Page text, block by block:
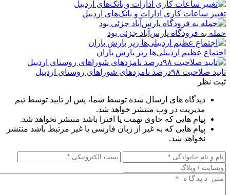
تغییر ساعات کاری ادارات و بانک‌های اردبیل
حمله به فرودگاه پارس‌‌آباد جزئی بود
اجتماع عظیم اردبیلی‌ها زیر بارش باران
تایید صلاحیت ۹۸درصد نامزدهای شوراهای روستای اردبیل
ثبت نظر
دیدگاه های ارسال شده توسط شما، پس از تایید توسط تیم
مدیریت در وب منتشر خواهد شد.
پیام هایی که حاوی تهمت یا افترا باشد منتشر نخواهد شد.
پیام هایی که به غیر از زبان فارسی یا غیر مرتبط باشد منتشر
نخواهد شد.